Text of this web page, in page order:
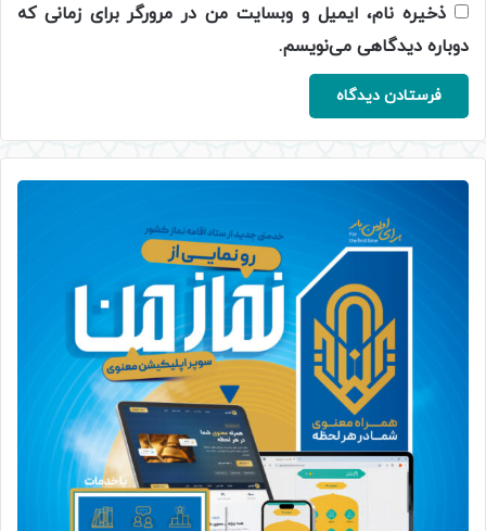
ذخیره نام، ایمیل و وبسایت من در مرورگر برای زمانی که
دوباره دیدگاهی می‌نویسم.